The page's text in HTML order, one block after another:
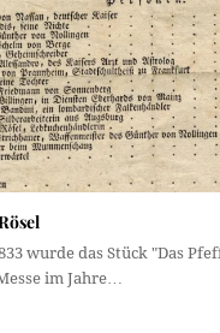
wurde das Stück "Das
im Jahre…